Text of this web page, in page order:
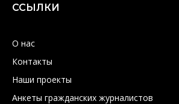
ССЫЛКИ
О нас
Контакты
Наши проекты
Анкеты гражданских журналистов